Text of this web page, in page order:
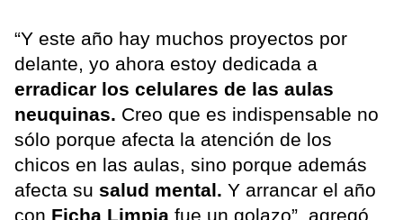
“Y este año hay muchos proyectos por
delante, yo ahora estoy dedicada a
erradicar los celulares de las aulas
neuquinas. Creo que es indispensable no
sólo porque afecta la atención de los
chicos en las aulas, sino porque además
afecta su salud mental. Y arrancar el año
con Ficha Limpia fue un golazo”, agregó